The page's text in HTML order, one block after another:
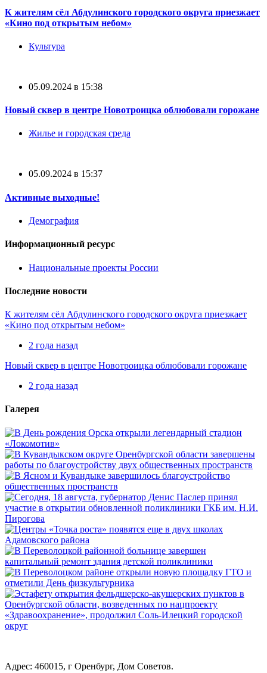
К жителям сёл Абдулинского городского округа приезжает
«Кино под открытым небом»
Культура
05.09.2024 в 15:38
Новый сквер в центре Новотроицка облюбовали горожане
Жилье и городская среда
05.09.2024 в 15:37
Активные выходные!
Демография
Информационный ресурс
Национальные проекты России
Последние новости
К жителям сёл Абдулинского городского округа приезжает
«Кино под открытым небом»
2 года назад
Новый сквер в центре Новотроицка облюбовали горожане
2 года назад
Галерея
Адрес: 460015, г Оренбург, Дом Советов.